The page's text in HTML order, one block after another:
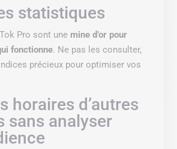
statistiques
Pro sont une mine d’or pour
fonctionne. Ne pas les consulter,
précieux pour optimiser vos
horaires d’autres
sans analyser